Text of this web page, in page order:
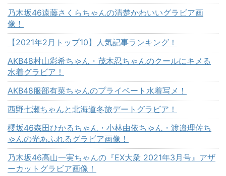
乃木坂46遠藤さくらちゃんの清楚かわいいグラビア画
像！
【2021年2月トップ10】人気記事ランキング！
AKB48村山彩希ちゃん・茂木忍ちゃんのクールにキメる
水着グラビア！
AKB48服部有菜ちゃんのプライベート水着写メ！
西野七瀬ちゃんと北海道冬旅デートグラビア！
櫻坂46森田ひかるちゃん・小林由依ちゃん・渡邉理佐ち
ゃんの光あふれるグラビア画像！
乃木坂46高山一実ちゃんの『EX大衆 2021年3月号』アザ
ーカットグラビア画像！